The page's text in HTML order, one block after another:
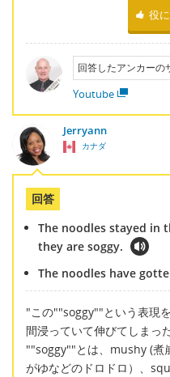
役
回答したアンカーの
Youtube
Jerryann
カナダ
回答
The noodles stayed in
they are soggy.
The noodles have
"この""soggy""という表現
間浸っていて伸びてしまっ
""soggy""とは、mushy (煮
がゆなどのドロドロ）、